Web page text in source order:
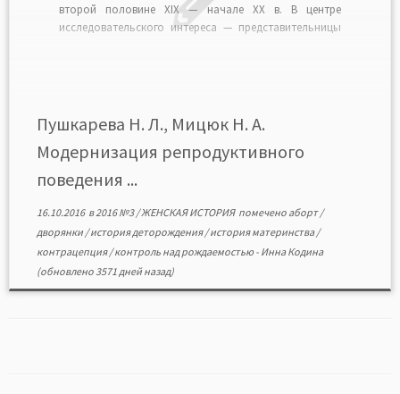
второй половине XIX — начале XX в. В центре
исследовательского интереса — представительницы
эгодокументах и частных случаях, описанных врача-
ми. Наиболее актуальными […]
Пушкарева Н. Л., Мицюк Н. А.
Модернизация репродуктивного
поведения ...
16.10.2016в2016 №3/ЖЕНСКАЯ ИСТОРИЯ помечено аборт/
дворянки /история деторождения/история материнства/
контрацепция/контроль над рождаемостью - Инна Кодина
(обновлено 3571 дней назад)